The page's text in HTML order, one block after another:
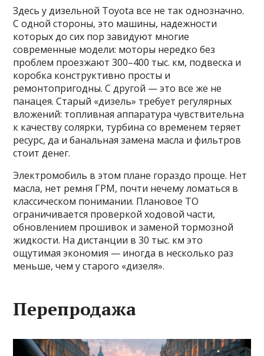
Здесь у дизельной Toyota все не так однозначно.
С одной стороны, это машины, надежности
которых до сих пор завидуют многие
современные модели: моторы нередко без
проблем проезжают 300–400 тыс. км, подвеска и
коробка конструктивно просты и
ремонтопригодны. С другой — это все же не
панацея. Старый «дизель» требует регулярных
вложений: топливная аппаратура чувствительна
к качеству солярки, турбина со временем теряет
ресурс, да и банальная замена масла и фильтров
стоит денег.
Электромобиль в этом плане гораздо проще. Нет
масла, нет ремня ГРМ, почти нечему ломаться в
классическом понимании. Плановое ТО
ограничивается проверкой ходовой части,
обновлением прошивок и заменой тормозной
жидкости. На дистанции в 30 тыс. км это
ощутимая экономия — иногда в несколько раз
меньше, чем у старого «дизеля».
Перепродажа